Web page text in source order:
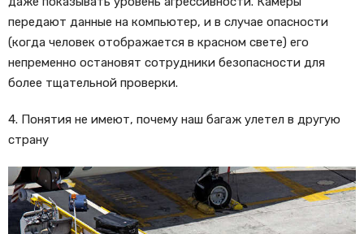
передают данные на компьютер, и в случае опасности
(когда человек отображается в красном свете) его
непременно остановят сотрудники безопасности для
более тщательной проверки.
4. Понятия не имеют, почему наш багаж улетел в другую
страну